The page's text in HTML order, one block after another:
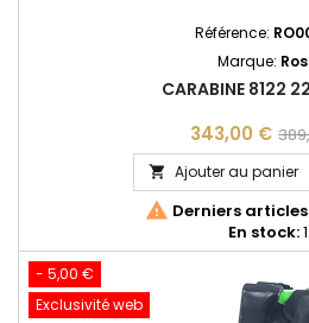
Référence:
Marque:
CARABINE 8122
343,00 €
 Ajouter au panier
 Derniers
En stock:1
- 5,00 €
Exclusivité web